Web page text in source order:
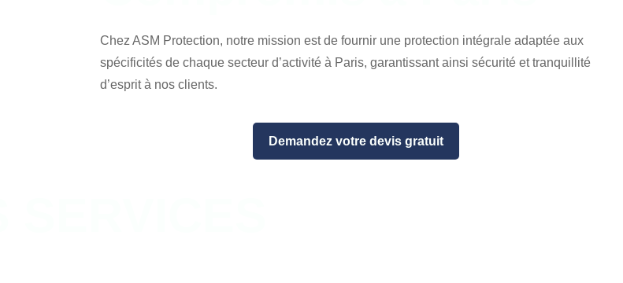
Chez ASM Protection, notre mission est de fournir une protection intégrale adaptée aux
spécificités de chaque secteur d’activité à Paris, garantissant ainsi sécurité et tranquillité
d’esprit à nos clients.
Demandez votre devis gratuit